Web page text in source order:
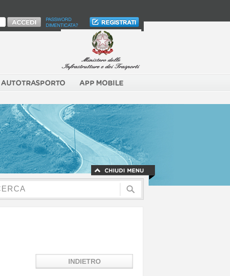
PASSWORD
DIMENTICATA?
AUTOTRASPORTO APP MOBILE